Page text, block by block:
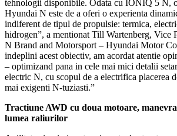
tehnologii disponibile. Odata cu IONIQ 5 N,
Hyundai N este de a oferi o experienta
indiferent de tipul de propulsie: termica,
hidrogen”, a mentionat Till Wartenberg, Vice
N Brand and Motorsport – Hyundai Motor
indeplini acest obiectiv, am acordat atentie
– optimizand pana in cele mai mici detalii
electric N, cu scopul de a electrifica placerea
mai exigenti N-tuziasti.”
Tractiune AWD cu doua motoare,
lumea raliurilor